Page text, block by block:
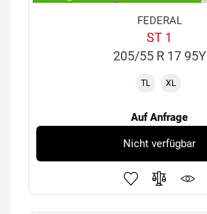
FEDERAL
ST 1
205/55 R 17 95Y
TL XL
Auf Anfrage
Nicht verfügbar